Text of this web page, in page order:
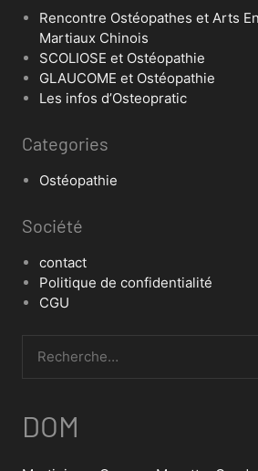
Rencontre Ostéopathes et Arts
Martiaux Chinois
SCOLIOSE et Ostéopathie
GLAUCOME et Ostéopathie
Les infos d’Osteopratic
Categories
Ostéopathie
Société
contact
Politique de confidentialité
CGU
DOM